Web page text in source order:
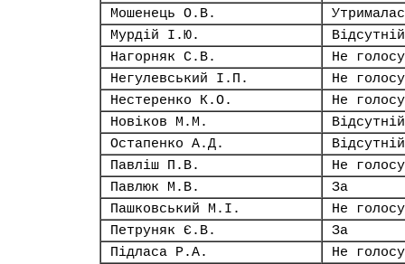
Мошенець О.В.
Мурдій І.Ю.
Відсутній
Нагорняк С.В.
Не
Негулевський І.П.
Не
Нестеренко К.О.
Не
Новіков М.М.
Відсутній
Остапенко А.Д.
Відсутній
Павліш П.В.
Не
Павлюк М.В.
За
Пашковський М.І.
Не
Петруняк Є.В.
За
Підласа Р.А.
Не